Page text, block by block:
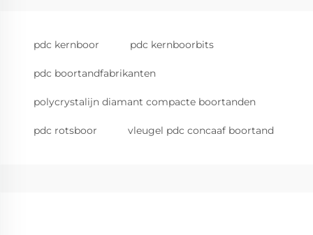
pdc kernboor pdc kernboorbits
pdc boortandfabrikanten
polycrystalijn diamant compacte boortanden
pdc rotsboor vleugel pdc concaaf boortand